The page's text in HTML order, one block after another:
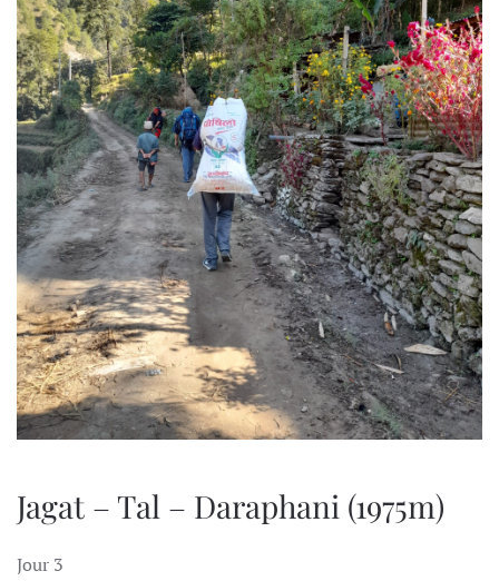
Jagat – Tal – Daraphani (1975m)
Jour 3